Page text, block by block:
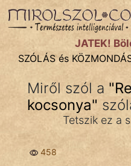
SZÓLÁS ÉS
Bibliai
Közmondások
Szállóigék
JÁTÉK!
SZÓLÁS és
Miről szól a "
kocsonya"
Tetszik ez a
458